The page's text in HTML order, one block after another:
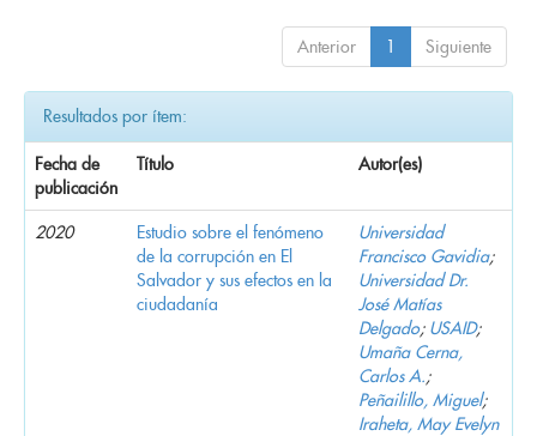
Anterior 1 Siguiente
Resultados por ítem:
Fecha de
publicación
Título Autor(es)
2020
Estudio sobre el fenómeno
de la corrupción en El
Salvador y sus efectos en la
ciudadanía
Universidad
Francisco Gavidia;
Universidad Dr.
José Matías
Delgado; USAID;
Umaña Cerna,
Carlos A.;
Peñailillo, Miguel;
Iraheta, May Evelyn